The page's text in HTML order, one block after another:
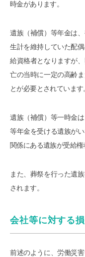
時金があります。
遺族（補償）等年金は
生計を維持していた配
給資格者となりますが
亡の当時に一定の高齢
とが必要とされています
遺族（補償）等一時金
等年金を受ける遺族が
関係にある遺族が受給権
また、葬祭を行った遺
されます。
会社等に対する
前述のように、労働災